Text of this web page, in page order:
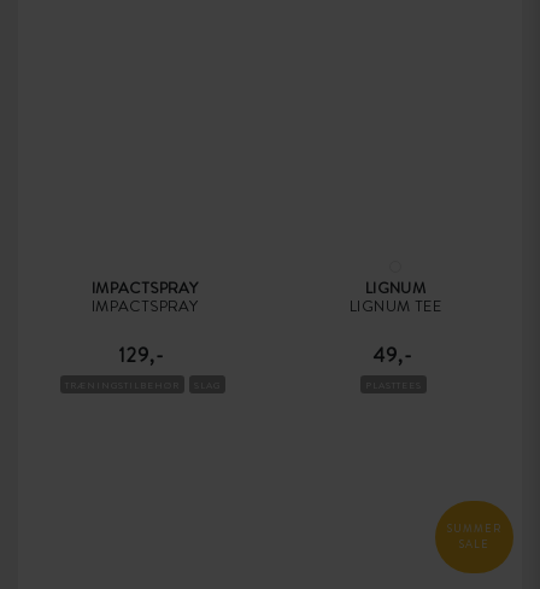
IMPACTSPRAY
IMPACTSPRAY
129,-
LIGNUM
LIGNUM TEE
49,-
SUMMER
SALE